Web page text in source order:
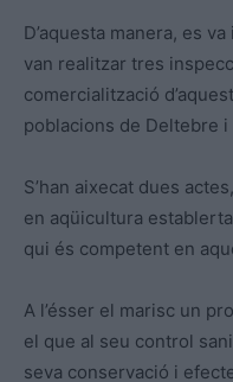
D’aquesta manera, es
van realitzar tres
comercialització
poblacions de Deltebre i
S’han aixecat dues
en aqüicultura
qui és competent en
A l’ésser el marisc un
el que al seu control
seva conservació i